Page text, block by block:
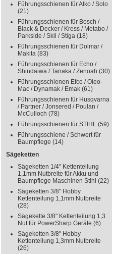
Führungsschienen für Alko / Solo
(21)
Führungsschienen für Bosch /
Black & Decker / Kress / Metabo /
Parkside / Skil / Stiga (18)
Führungsschienen für Dolmar /
Makita (83)
Führungsschienen für Echo /
Shindaiwa / Tanaka / Zenoah (30)
Führungsschienen Efco / Oleo-
Mac / Dynamak / Emak (61)
Führungsschienen für Husqvarna
/ Partner / Jonsered / Poulan /
McCulloch (78)
Führungsschienen für STIHL (59)
Führungsschiene / Schwert für
Baumpflege (14)
Sägeketten
Sägeketten 1/4" Kettenteilung
1,1mm Nutbreite für Akku und
Baumpflege Maschinen Stihl (22)
Sägeketten 3/8" Hobby
Kettenteilung 1,1mm Nutbreite
(28)
Sägekette 3/8" Kettenteilung 1,3
Nut für PowerSharp Geräte (6)
Sägeketten 3/8" Hobby
Kettenteilung 1,3mm Nutbreite
(26)